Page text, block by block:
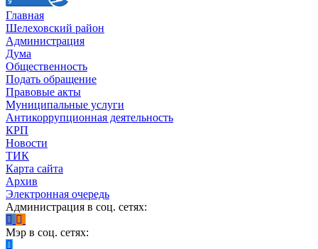
Главная
Шелеховский район
Администрация
Дума
Общественность
Подать обращение
Правовые акты
Муниципальные услуги
Антикоррупционная деятельность
КРП
Новости
ТИК
Карта сайта
Архив
Электронная очередь
Администрация в соц. сетях:
Мэр в соц. сетях: